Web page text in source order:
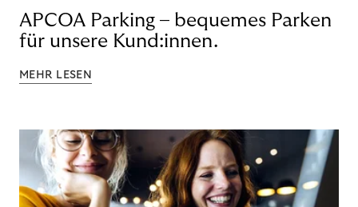
APCOA Parking – bequemes Parken
für unsere Kund:innen.
MEHR LESEN